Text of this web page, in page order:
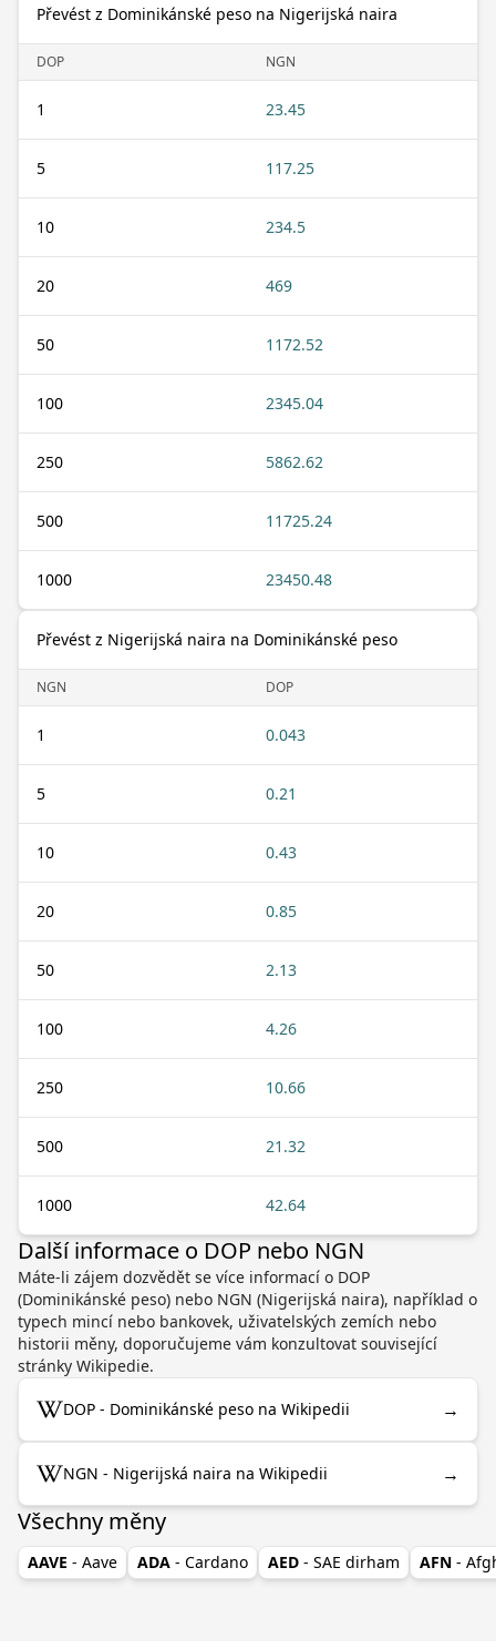
Převést z Dominikánské peso na Nigerijská naira
DOP NGN
1 23.45
5 117.25
10 234.5
20 469
50 1172.52
100 2345.04
250 5862.62
500 11725.24
1000 23450.48
Převést z Nigerijská naira na Dominikánské peso
NGN DOP
1 0.043
5 0.21
10 0.43
20 0.85
50 2.13
100 4.26
250 10.66
500 21.32
1000 42.64
Další informace o DOP nebo NGN
Máte-li zájem dozvědět se více informací o DOP
(Dominikánské peso) nebo NGN (Nigerijská naira), například o
typech mincí nebo bankovek, uživatelských zemích nebo
historii měny, doporučujeme vám konzultovat související
stránky Wikipedie.
DOP - Dominikánské peso na Wikipedii →
NGN - Nigerijská naira na Wikipedii →
Všechny měny
AAVE - Aave ADA - Cardano AED - SAE dirham AFN -